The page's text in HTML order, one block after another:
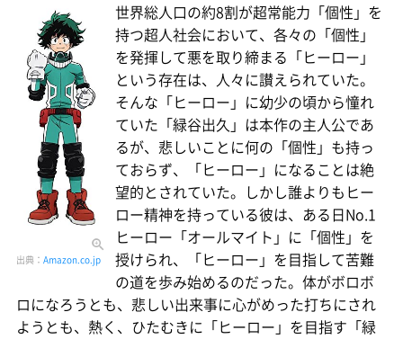
出典： Amazon.co.jp
世界総人口の約8割が超常能力「個性」を
持つ超人社会において、各々の「個性」
を発揮して悪を取り締まる「ヒーロー」
という存在は、人々に讃えられていた。
そんな「ヒーロー」に幼少の頃から憧れ
ていた「緑谷出久」は本作の主人公であ
るが、悲しいことに何の「個性」も持っ
ておらず、「ヒーロー」になることは絶
望的とされていた。しかし誰よりもヒー
ロー精神を持っている彼は、ある日No.1
ヒーロー「オールマイト」に「個性」を
授けられ、「ヒーロー」を目指して苦難
の道を歩み始めるのだった。体がボロボ
ロになろうとも、悲しい出来事に心がめった打ちにされ
ようとも、熱く、ひたむきに「ヒーロー」を目指す「緑